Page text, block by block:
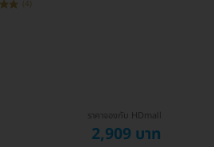
(4)
ราคาจองกับ HDmall
2,909 บาท